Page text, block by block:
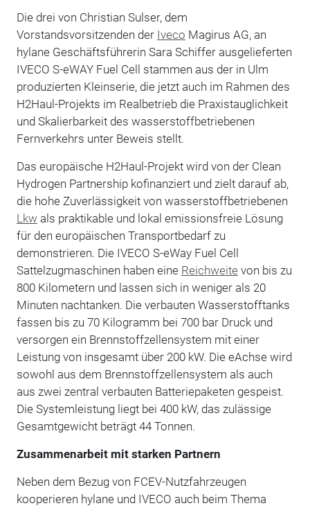
Die drei von Christian Sulser, dem
Vorstandsvorsitzenden der Iveco Magirus AG, an
hylane Geschäftsführerin Sara Schiffer ausgelieferten
IVECO S-eWAY Fuel Cell stammen aus der in Ulm
produzierten Kleinserie, die jetzt auch im Rahmen des
H2Haul-Projekts im Realbetrieb die Praxistauglichkeit
und Skalierbarkeit des wasserstoffbetriebenen
Fernverkehrs unter Beweis stellt.
Das europäische H2Haul-Projekt wird von der Clean
Hydrogen Partnership kofinanziert und zielt darauf ab,
die hohe Zuverlässigkeit von wasserstoffbetriebenen
Lkw als praktikable und lokal emissionsfreie Lösung
für den europäischen Transportbedarf zu
demonstrieren. Die IVECO S-eWay Fuel Cell
Sattelzugmaschinen haben eine Reichweite von bis zu
800 Kilometern und lassen sich in weniger als 20
Minuten nachtanken. Die verbauten Wasserstofftanks
fassen bis zu 70 Kilogramm bei 700 bar Druck und
versorgen ein Brennstoffzellensystem mit einer
Leistung von insgesamt über 200 kW. Die eAchse wird
sowohl aus dem Brennstoffzellensystem als auch
aus zwei zentral verbauten Batteriepaketen gespeist.
Die Systemleistung liegt bei 400 kW, das zulässige
Gesamtgewicht beträgt 44 Tonnen.
Zusammenarbeit mit starken Partnern
Neben dem Bezug von FCEV-Nutzfahrzeugen
kooperieren hylane und IVECO auch beim Thema